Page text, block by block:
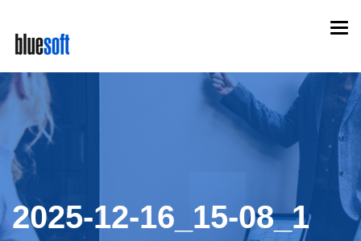
main
content
2025-12-16_15-08_1